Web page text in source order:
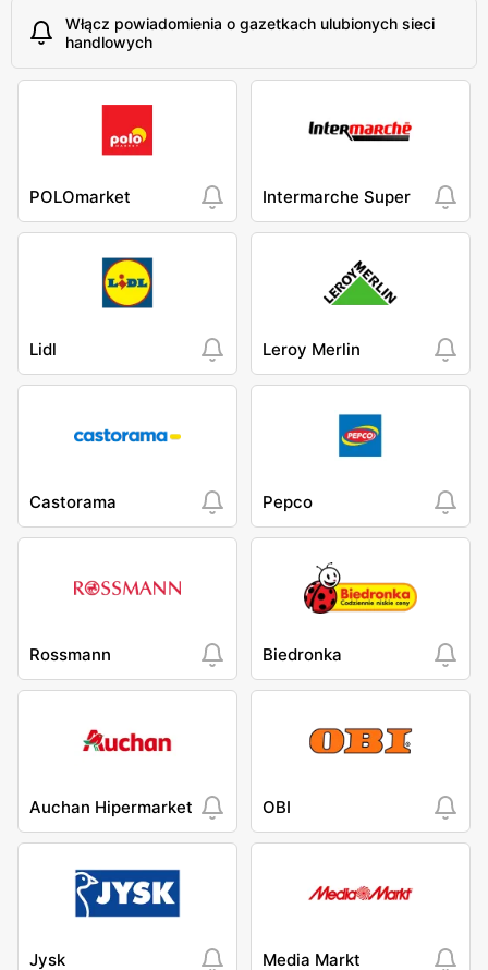
Włącz powiadomienia o gazetkach ulubionych sieci
handlowych
POLOmarket Intermarche Super
Lidl Leroy Merlin
Castorama Pepco
Rossmann Biedronka
Auchan Hipermarket OBI
Jysk Media Markt